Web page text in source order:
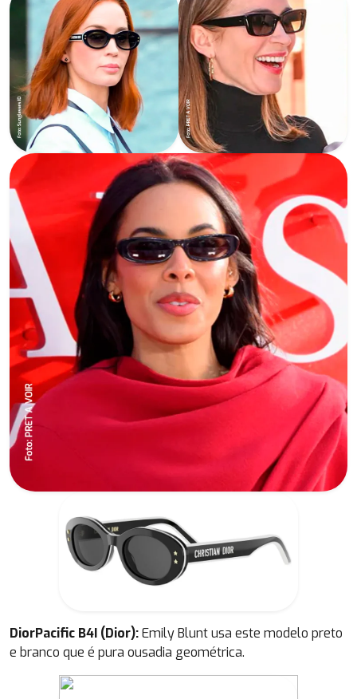
DiorPacific B4I (Dior):Emily Blunt usa este modelo preto
e branco que é pura ousadia geométrica.